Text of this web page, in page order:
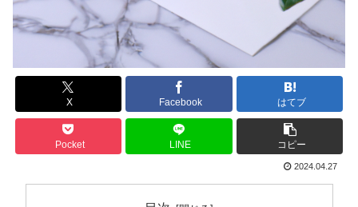
X Facebook はてブ
Pocket LINE コピー
2024.04.27